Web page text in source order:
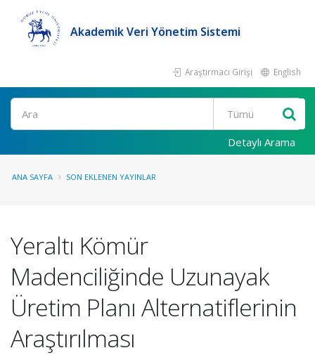
Akademik Veri Yönetim Sistemi
Araştırmacı Girişi English
Ara
Detaylı Arama
ANA SAYFA SON EKLENEN YAYINLAR
Yeraltı Kömür
Madenciliğinde Uzunayak
Üretim Planı Alternatiflerinin
Araştırılması